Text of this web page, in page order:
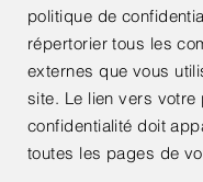
politique de
répertorier tous les
externes que vous
site. Le lien vers votre
confidentialité doit
toutes les pages de